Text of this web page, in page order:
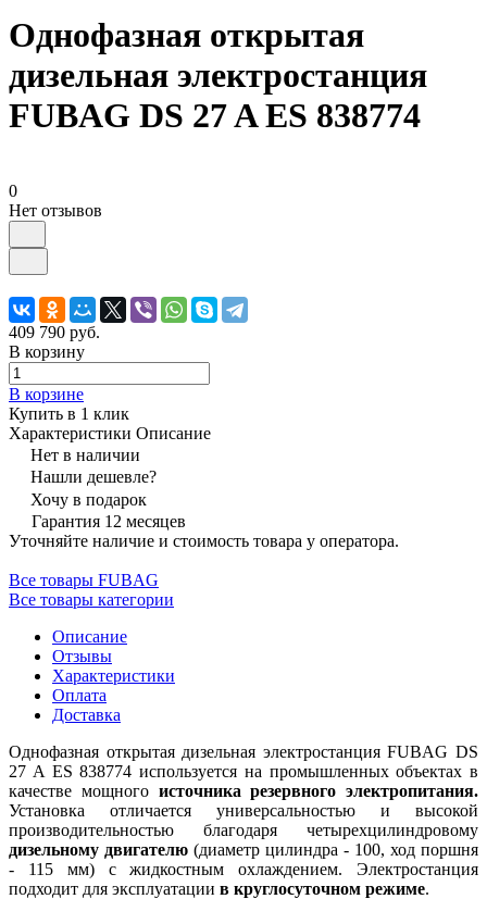
Однофазная открытая
дизельная электростанция
FUBAG DS 27 A ES 838774
0
Нет отзывов
409 790 руб.
В корзину
В корзине
Купить в 1 клик
Характеристики Описание
Нет в наличии
Нашли дешевле?
Хочу в подарок
Гарантия 12 месяцев
Уточняйте наличие и стоимость товара у оператора.
Все товары FUBAG
Все товары категории
Описание
Отзывы
Характеристики
Оплата
Доставка
Однофазная открытая дизельная электростанция FUBAG DS
27 A ES 838774 используется на промышленных объектах в
качестве мощногоисточника резервного электропитания.
Установка отличается универсальностью и высокой
производительностью благодаря четырехцилиндровому
дизельному двигателю (диаметр цилиндра - 100, ход поршня
- 115 мм) с жидкостным охлаждением. Электростанция
подходит для эксплуатации в круглосуточном режиме.